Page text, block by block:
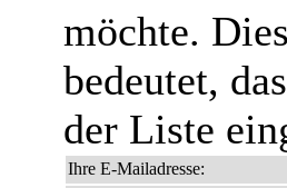
möchte.
bedeutet,
der Liste
Ihre E-Mailadresse: